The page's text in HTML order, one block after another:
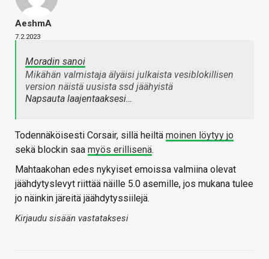
AeshmA
7.2.2023
Moradin sanoi
Mikähän valmistaja älyäisi julkaista vesiblokillisen
version näistä uusista ssd jäähyistä
Napsauta laajentaaksesi…
Todennäköisesti Corsair, sillä heiltä moinen löytyy jo
sekä blockin saa myös erillisenä.
Mahtaakohan edes nykyiset emoissa valmiina olevat
jäähdytyslevyt riittää näille 5.0 asemille, jos mukana tulee
jo näinkin järeitä jäähdytyssiilejä.
Kirjaudu sisään vastataksesi